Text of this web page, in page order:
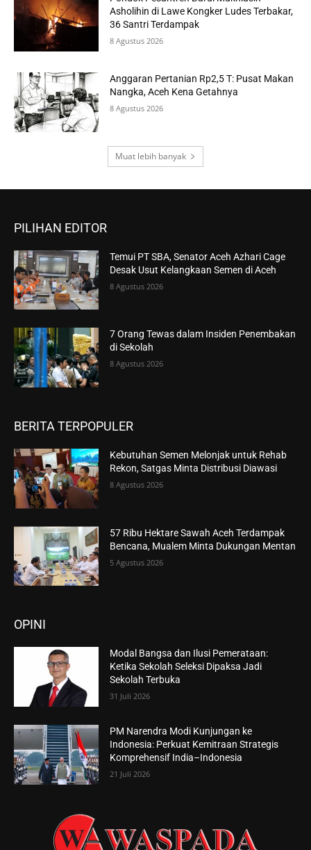
Asholihin di Lawe Kongker Ludes Terbakar,
36 Santri Terdampak
8 Agustus 2026
Anggaran Pertanian Rp2,5 T: Pusat Makan
Nangka, Aceh Kena Getahnya
8 Agustus 2026
Muat lebih banyak
PILIHAN EDITOR
Temui PT SBA, Senator Aceh Azhari Cage
Desak Usut Kelangkaan Semen di Aceh
8 Agustus 2026
7 Orang Tewas dalam Insiden Penembakan
di Sekolah
8 Agustus 2026
BERITA TERPOPULER
Kebutuhan Semen Melonjak untuk Rehab
Rekon, Satgas Minta Distribusi Diawasi
8 Agustus 2026
57 Ribu Hektare Sawah Aceh Terdampak
Bencana, Mualem Minta Dukungan Mentan
5 Agustus 2026
OPINI
Modal Bangsa dan Ilusi Pemerataan:
Ketika Sekolah Seleksi Dipaksa Jadi
Sekolah Terbuka
31 Juli 2026
PM Narendra Modi Kunjungan ke
Indonesia: Perkuat Kemitraan Strategis
Komprehensif India–Indonesia
21 Juli 2026